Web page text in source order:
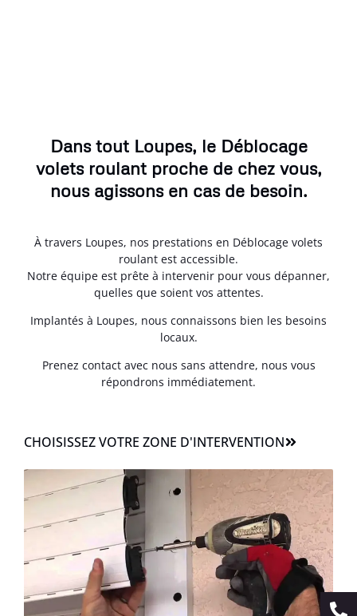
Dans tout Loupes, le Déblocage
volets roulant proche de chez vous,
nous agissons en cas de besoin.
À travers Loupes, nos prestations en Déblocage volets
roulant est accessible.
Notre équipe est prête à intervenir pour vous dépanner,
quelles que soient vos attentes.
Implantés à Loupes, nous connaissons bien les besoins
locaux.
Prenez contact avec nous sans attendre, nous vous
répondrons immédiatement.
CHOISISSEZ VOTRE ZONE D'INTERVENTION